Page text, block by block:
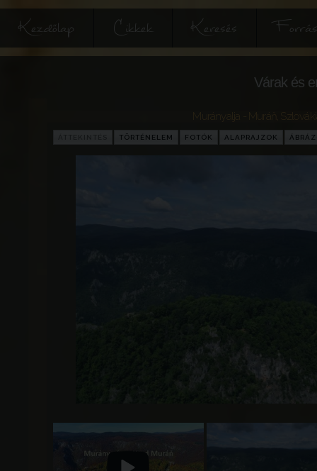
Kezdőlap Cikkek Keresés
Várak és
TÖRTÉNELEM FOTÓK ALAPRAJZOK